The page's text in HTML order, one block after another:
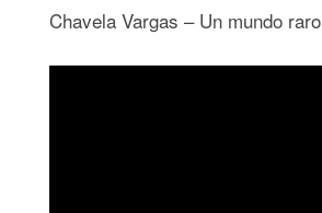
Chavela Vargas – Un mundo raro